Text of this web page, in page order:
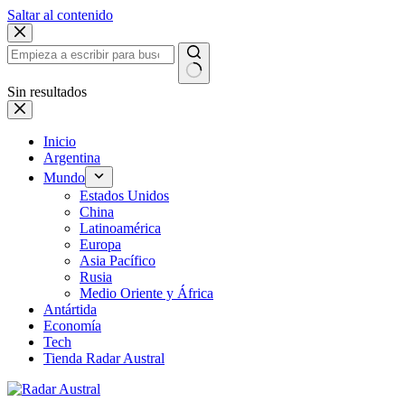
Saltar al contenido
Sin resultados
Inicio
Argentina
Mundo
Estados Unidos
China
Latinoamérica
Europa
Asia Pacífico
Rusia
Medio Oriente y África
Antártida
Economía
Tech
Tienda Radar Austral